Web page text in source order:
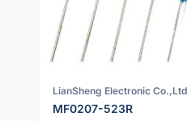
LianSheng Electronic
MF0207-523R